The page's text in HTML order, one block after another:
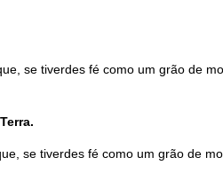
se tiverdes fé como um grão de
Terra.
se tiverdes fé como um grão de